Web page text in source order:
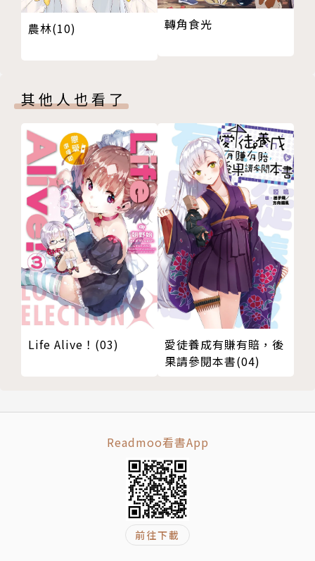
農林(10) 轉角食光
其他人也看了
Life Alive！(03)
愛徒養成有賺有賠，後
果請參閱本書(04)
Readmoo看書App
前往下載